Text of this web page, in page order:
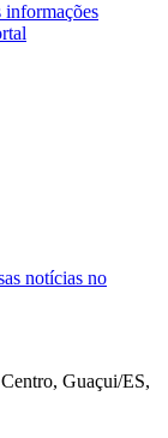
informações
notícias no
Guaçui/ES,